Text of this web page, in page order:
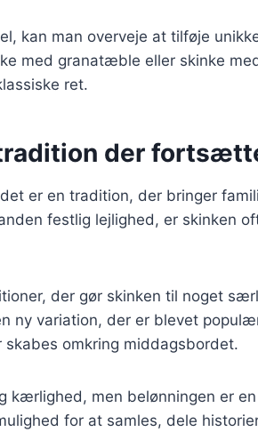
kan man overveje at tilføje
med granatæble eller skinke
ret.
der
er en tradition, der bringer
festlig lejlighed, er skinken
der gør skinken til noget
ny variation, der er blevet
omkring middagsbordet.
kærlighed, men belønningen er en
for at samles, dele